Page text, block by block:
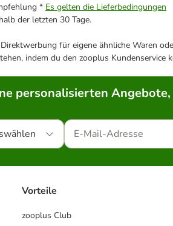
* Es gelten die Lieferbedingungen
der letzten 30 Tage.
für eigene ähnliche Waren
indem du den zooplus
personalisierten
Vorteile
zooplus Club